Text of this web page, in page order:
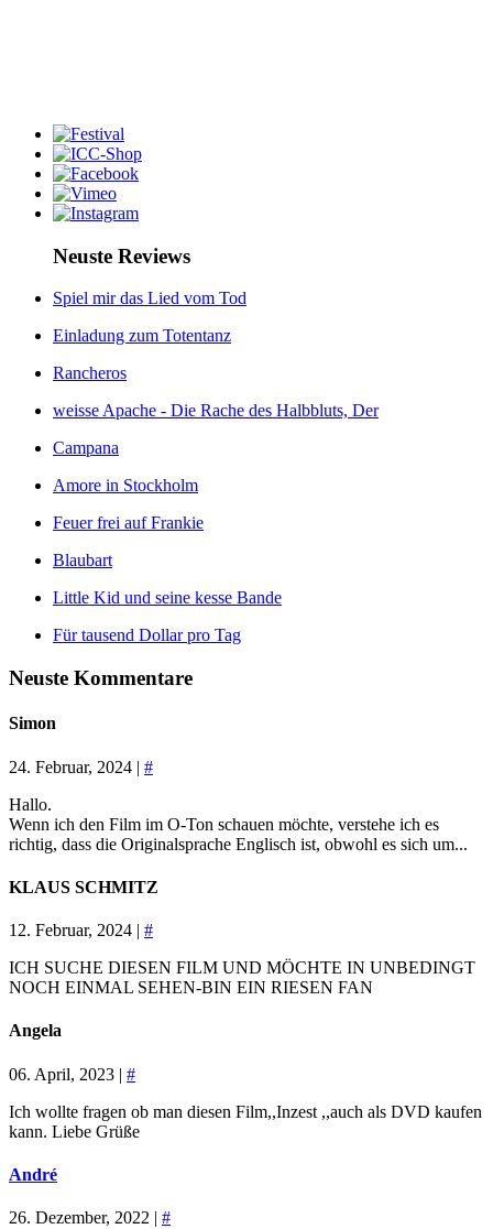
Neuste Reviews
Spiel mir das Lied vom Tod
Einladung zum Totentanz
Rancheros
weisse Apache - Die Rache des Halbbluts, Der
Campana
Amore in Stockholm
Feuer frei auf Frankie
Blaubart
Little Kid und seine kesse Bande
Für tausend Dollar pro Tag
Neuste Kommentare
Simon
24. Februar, 2024 | #
Hallo.
Wenn ich den Film im O-Ton schauen möchte, verstehe ich es
richtig, dass die Originalsprache Englisch ist, obwohl es sich um...
KLAUS SCHMITZ
12. Februar, 2024 | #
ICH SUCHE DIESEN FILM UND MÖCHTE IN UNBEDINGT
NOCH EINMAL SEHEN-BIN EIN RIESEN FAN
Angela
06. April, 2023 | #
Ich wollte fragen ob man diesen Film,,Inzest ,,auch als DVD kaufen
kann. Liebe Grüße
André
26. Dezember, 2022 | #